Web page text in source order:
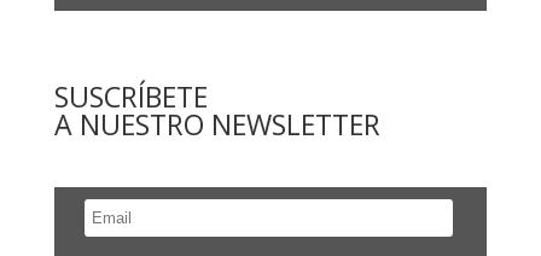
SUSCRÍBETE
A NUESTRO NEWSLETTER